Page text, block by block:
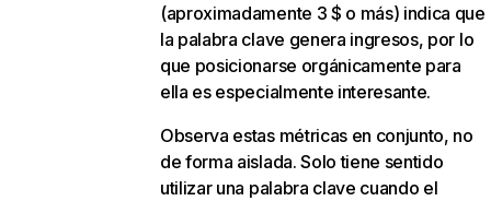
(aproximadamente 3 $ o más) indica que
la palabra clave genera ingresos, por lo
que posicionarse orgánicamente para
ella es especialmente interesante.
Observa estas métricas en conjunto, no
de forma aislada. Solo tiene sentido
utilizar una palabra clave cuando el